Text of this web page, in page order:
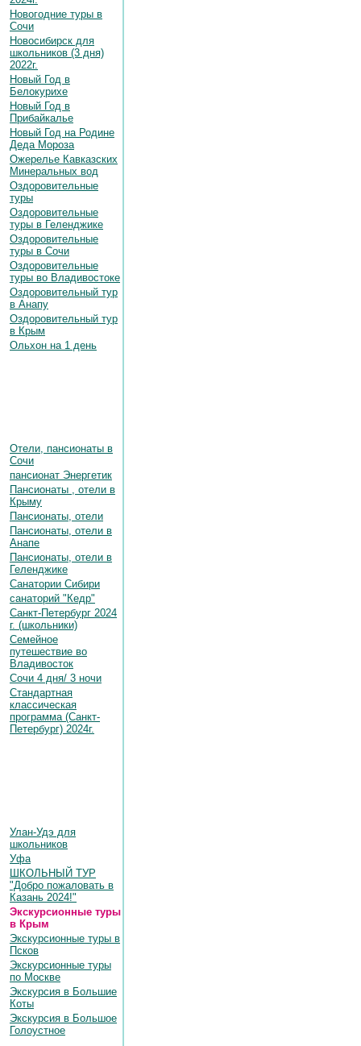
Новогодние туры в
Сочи
Новосибирск для
школьников (3 дня)
2022г.
Новый Год в
Белокурихе
Новый Год в
Прибайкалье
Новый Год на Родине
Деда Мороза
Ожерелье Кавказских
Минеральных вод
Оздоровительные
туры
Оздоровительные
туры в Геленджике
Оздоровительные
туры в Сочи
Оздоровительные
туры во Владивостоке
Оздоровительный тур
в Анапу
Оздоровительный тур
в Крым
Ольхон на 1 день
Отели, пансионаты в
Сочи
пансионат Энергетик
Пансионаты , отели в
Крыму
Пансионаты, отели
Пансионаты, отели в
Анапе
Пансионаты, отели в
Геленджике
Санатории Сибири
санаторий "Кедр"
Санкт-Петербург 2024
г. (школьники)
Семейное
путешествие во
Владивосток
Сочи 4 дня/ 3 ночи
Стандартная
классическая
программа (Санкт-
Петербург) 2024г.
Улан-Удэ для
школьников
Уфа
ШКОЛЬНЫЙ ТУР
"Добро пожаловать в
Казань 2024!"
Экскурсионные туры
в Крым
Экскурсионные туры в
Псков
Экскурсионные туры
по Москве
Экскурсия в Большие
Коты
Экскурсия в Большое
Голоустное